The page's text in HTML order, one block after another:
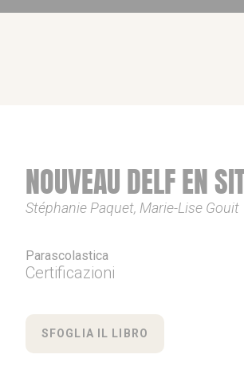
NOUVEAU DELF EN
Stéphanie Paquet, Marie-Lise Gouit
Parascolastica
Certificazioni
SFOGLIA IL LIBRO